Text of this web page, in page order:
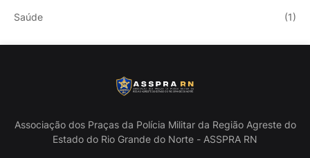
Saúde (1)
Associação dos Praças da Polícia Militar da Região Agreste do
Estado do Rio Grande do Norte - ASSPRA RN